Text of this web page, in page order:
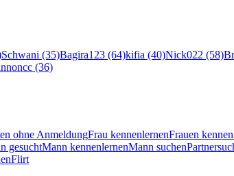
Schwani (35)Bagira123 (64)kifia (40)Nick022 (58)
(36)
ohne AnmeldungFrau kennenlernenFrauen
gesuchtMann kennenlernenMann suchen
Flirt